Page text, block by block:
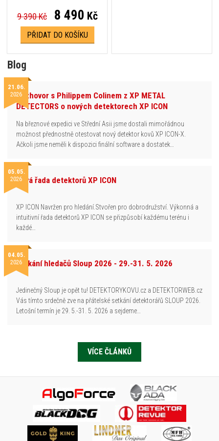
9 390 Kč 8 490 Kč
PŘIDAT DO KOŠÍKU
Blog
21.06.
2026Rozhovor s Philippem Colinem z XP METAL
DETECTORS o nových detektorech XP ICON
Na březnové expedici ve Střední Asii jsme dostali mimořádnou
možnost přednostně otestovat nový detektor kovů XP ICON-X.
Ačkoli jsme neměli k dispozici finální software a dostatek…
05.05.
2026Nová řada detektorů XP ICON
XP ICON Navržen pro hledání.Stvořen pro dobrodružství. Výkonná a
intuitivní řada detektorů XP ICON se přizpůsobí každému terénu i
každé…
04.05.
2026Setkání hledačů Sloup 2026 - 29.-31. 5. 2026
Jedinečný Sloup je opět tu! DETEKTORYKOVU.cz a DETEKTORWEB.cz
Vás tímto srdečně zve na přátelské setkání detektorářů SLOUP 2026.
Letošní termín je 29. 5.-31. 5. 2026 a sejdeme…
VÍCE ČLÁNKŮ